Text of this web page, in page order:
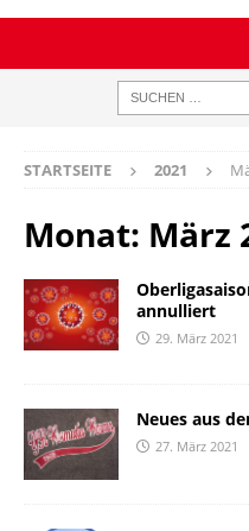
STARTSEITE 2021
Monat: März
annulliert
29. März 2021
Neues aus
27. März 2021